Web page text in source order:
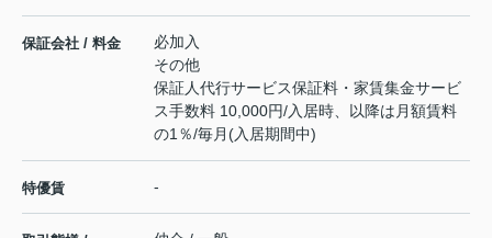
保証会社 / 料金
必加入
その他
保証人代行サービス保証料・家賃集金サービ
ス手数料 10,000円/入居時、以降は月額賃料
の1％/毎月(入居期間中)
特優賃 -